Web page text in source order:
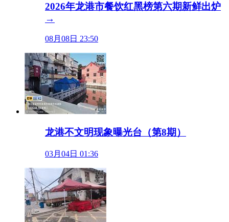
2026年龙港市餐饮红黑榜第六期新鲜出炉
→
08月08日 23:50
龙港不文明现象曝光台（第8期）
03月04日 01:36